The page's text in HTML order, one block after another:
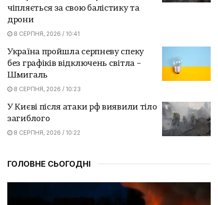
чіпляється за свою балістику та
дрони
8 СЕРПНЯ, 2026 / 10:41
Україна пройшла серпневу спеку
без графіків відключень світла –
Шмигаль
8 СЕРПНЯ, 2026 / 10:23
У Києві після атаки рф виявили тіло
загиблого
8 СЕРПНЯ, 2026 / 10:22
ГОЛОВНЕ СЬОГОДНІ